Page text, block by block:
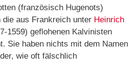
(französisch Hugenots)
die aus Frankreich unter Heinrich
1559) geflohenen Kalvinisten
Sie haben nichts mit dem Namen
wie oft fälschlich